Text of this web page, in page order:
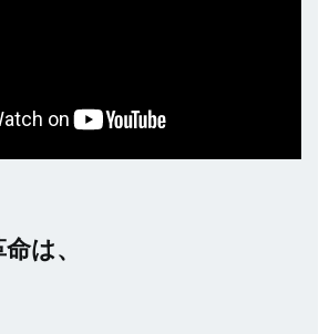
は、